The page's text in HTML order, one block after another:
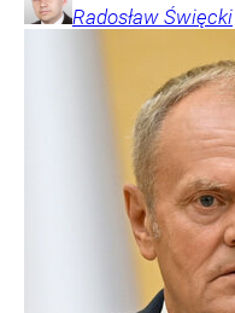
Radosław Święcki